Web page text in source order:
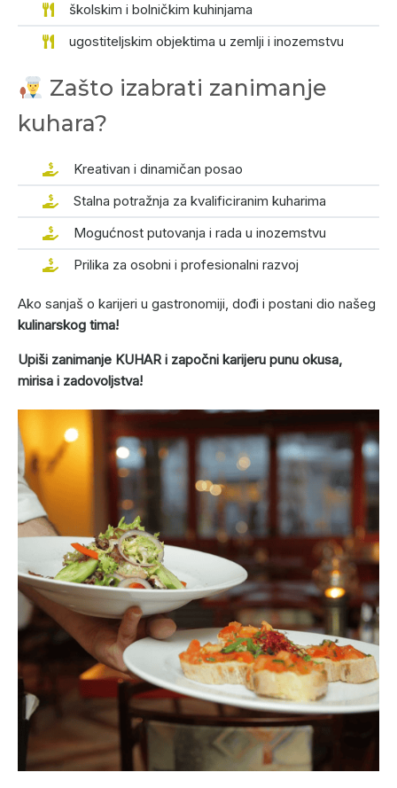
školskim i bolničkim kuhinjama
ugostiteljskim objektima u zemlji i inozemstvu
Zašto izabrati zanimanje
kuhara?
Kreativan i dinamičan posao
Stalna potražnja za kvalificiranim kuharima
Mogućnost putovanja i rada u inozemstvu
Prilika za osobni i profesionalni razvoj
Ako sanjaš o karijeri u gastronomiji, dođi i postani dio našeg
kulinarskog tima!
Upiši zanimanje KUHAR i započni karijeru punu okusa,
mirisa i zadovoljstva!